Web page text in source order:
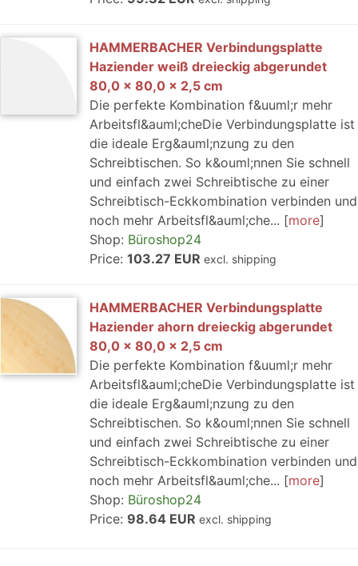
HAMMERBACHER Verbindungsplatte
Haziender weiß dreieckig abgerundet
80,0 x 80,0 x 2,5 cm
Die perfekte Kombination f&uuml;r mehr
Arbeitsfl&auml;cheDie Verbindungsplatte ist
die ideale Erg&auml;nzung zu den
Schreibtischen. So k&ouml;nnen Sie schnell
und einfach zwei Schreibtische zu einer
Schreibtisch-Eckkombination verbinden und
noch mehr Arbeitsfl&auml;che...
more
Shop: Büroshop24
Price: 103.27 EUR excl. shipping
HAMMERBACHER Verbindungsplatte
Haziender ahorn dreieckig abgerundet
80,0 x 80,0 x 2,5 cm
Die perfekte Kombination f&uuml;r mehr
Arbeitsfl&auml;cheDie Verbindungsplatte ist
die ideale Erg&auml;nzung zu den
Schreibtischen. So k&ouml;nnen Sie schnell
und einfach zwei Schreibtische zu einer
Schreibtisch-Eckkombination verbinden und
noch mehr Arbeitsfl&auml;che...
more
Shop: Büroshop24
Price: 98.64 EUR excl. shipping